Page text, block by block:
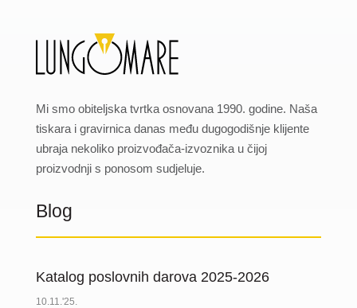
Mi smo obiteljska tvrtka osnovana 1990. godine. Naša
tiskara i gravirnica danas među dugogodišnje klijente
ubraja nekoliko proizvođača-izvoznika u čijoj
proizvodnji s ponosom sudjeluje.
Blog
Katalog poslovnih darova 2025-2026
10.11.'25.